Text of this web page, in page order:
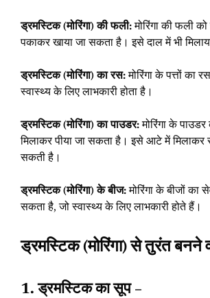
ड्रमस्टिक (मोरिंगा) की फली:मोरिंगा की फली
पकाकर खाया जा सकता है। इसे दाल में भी
ड्रमस्टिक (मोरिंगा) का रस:मोरिंगा के पत्तों का
स्वास्थ्य के लिए लाभकारी होता है।
ड्रमस्टिक (मोरिंगा) का पाउडर:मोरिंगा के पाउडर
मिलाकर पीया जा सकता है। इसे आटे में मिलाकर
सकती है।
ड्रमस्टिक (मोरिंगा) के बीज:मोरिंगा के बीजों का
सकता है, जो स्वास्थ्य के लिए लाभकारी होते हैं।
ड्रमस्टिक (मोरिंगा) से तुरंत बनने
1. ड्रमस्टिक का सूप –